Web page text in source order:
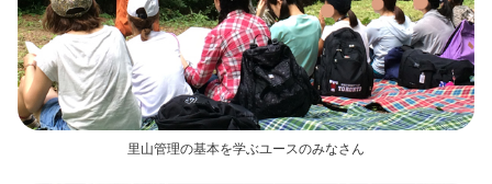
里山管理の基本を学ぶユースのみなさん